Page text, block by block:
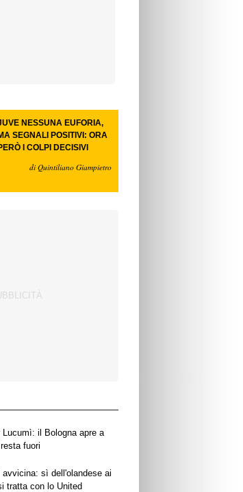
NESSUNA EUFORIA,
SEGNALI POSITIVI: ORA
I COLPI DECISIVI
di Quintiliano Giampietro
il Bologna apre a
fuori
sì dell'olandese ai
tratta con lo United